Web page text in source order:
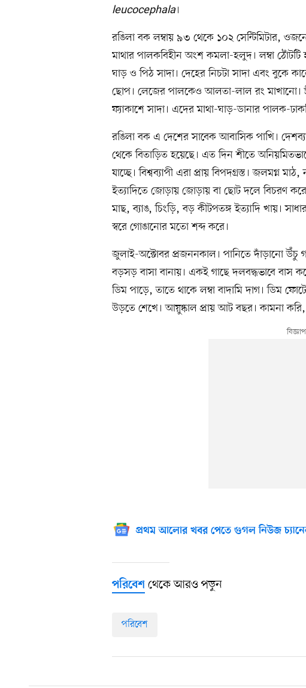
leucocephala।
রঙিলা বক লম্বায় ৯৩ থেকে ১০২ সেন্টিমিটার,
মাথার পালকবিহীন অংশ কমলা-হলুদ। লম্বা ঠোঁটটি
ঘাড় ও পিঠ সাদা। দেহের নিচটা সাদা এবং বুকে
ছোপ। লেজের পালকেও আলতা-লাল রং মাখানো।
ফ্যাকাশে সাদা। এদের মাথা-ঘাড়-ডানার পালক-
রঙিলা বক এ দেশের সাবেক আবাসিক পাখি।
থেকে বিতাড়িত হয়েছে। এত দিন শীতে
যাচ্ছে। বিশ্বব্যাপী এরা প্রায় বিপদগ্রস্ত। জলমগ্ন
ইত্যাদিতে জোড়ায় জোড়ায় বা ছোট দলে বিচরণ
মাছ, ব্যাঙ, চিংড়ি, বড় কীটপতঙ্গ ইত্যাদি খায়।
স্বরে গোঙানোর মতো শব্দ করে।
জুলাই-অক্টোবর প্রজননকাল। পানিতে দাঁড়ানো উঁচু
বড়সড় বাসা বানায়। একই গাছে দলবদ্ধভাবে বাস
ডিম পাড়ে, তাতে থাকে লম্বা বাদামি দাগ। ডিম
উড়তে শেখে। আয়ুষ্কাল প্রায় আট বছর। কামনা
প্রথম আলোর খবর পেতে গুগল নিউজ
পরিবেশ থেকে আরও পড়ুন
পরিবেশ